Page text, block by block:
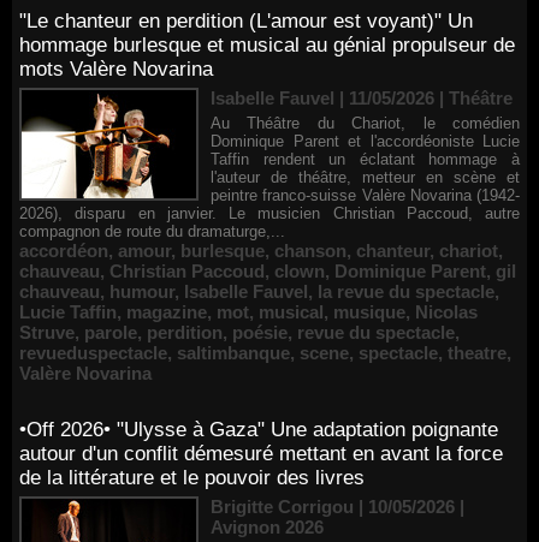
"Le chanteur en perdition (L'amour est voyant)" Un
hommage burlesque et musical au génial propulseur de
mots Valère Novarina
Isabelle Fauvel | 11/05/2026 | Théâtre
Au Théâtre du Chariot, le comédien
Dominique Parent et l'accordéoniste Lucie
Taffin rendent un éclatant hommage à
l'auteur de théâtre, metteur en scène et
peintre franco-suisse Valère Novarina (1942-
2026), disparu en janvier. Le musicien Christian Paccoud, autre
compagnon de route du dramaturge,...
accordéon, amour, burlesque, chanson, chanteur, chariot,
chauveau, Christian Paccoud, clown, Dominique Parent, gil
chauveau, humour, Isabelle Fauvel, la revue du spectacle,
Lucie Taffin, magazine, mot, musical, musique, Nicolas
Struve, parole, perdition, poésie, revue du spectacle,
revueduspectacle, saltimbanque, scene, spectacle, theatre,
Valère Novarina
•Off 2026• "Ulysse à Gaza" Une adaptation poignante
autour d'un conflit démesuré mettant en avant la force
de la littérature et le pouvoir des livres
Brigitte Corrigou | 10/05/2026 |
Avignon 2026